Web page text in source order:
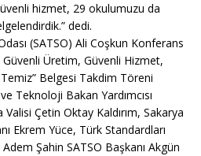
hizmet, 29 okulumuzu da
dedi.
(SATSO) Ali Coşkun Konferans
Güvenli Üretim, Güvenli Hizmet,
Belgesi Takdim Töreni
Teknoloji Bakan Yardımcısı
Çetin Oktay Kaldırım, Sakarya
Ekrem Yüce, Türk Standardları
Şahin SATSO Başkanı Akgün